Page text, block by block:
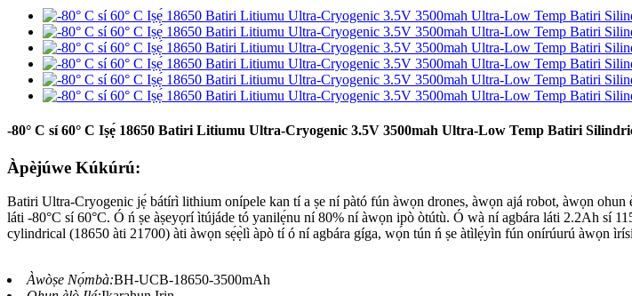
-80° C sí 60° C Iṣẹ́ 18650 Batiri Litiumu Ultra-Cryogenic 3.5V 3500mah Ultra-Low Temp Batiri
Àpèjúwe Kúkúrú:
Batiri Ultra-Cryogenic jẹ́ bátírì lithium onípele kan tí a ṣe ní pàtó fún àwọn drones, àwọn ajá robot, àwọn
láti -80°C sí 60°C. Ó ń ṣe àṣeyọrí ìtújáde tó yanilẹ́nu ní 80% ní àwọn ipò òtútù. Ó wà ní agbára láti 2.2Ah sí
cylindrical (18650 àti 21700) àti àwọn sẹ́ẹ̀lì àpò tí ó ní agbára gíga, wọ́n tún ń ṣe àtìlẹ́yìn fún onírúurú àwọn
Àwòṣe Nọ́mbà:BH-UCB-18650-3500mAh